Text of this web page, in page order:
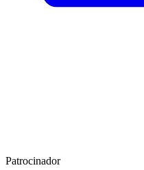
Patrocinador